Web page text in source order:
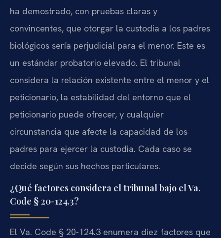
ha demostrado, con pruebas claras y
convincentes, que otorgar la custodia a los padres
biológicos sería perjudicial para el menor. Este es
un estándar probatorio elevado. El tribunal
considera la relación existente entre el menor y el
peticionario, la estabilidad del entorno que el
peticionario puede ofrecer, y cualquier
circunstancia que afecte la capacidad de los
padres para ejercer la custodia. Cada caso se
decide según sus hechos particulares.
¿Qué factores considera el tribunal bajo el Va.
Code § 20-124.3?
El Va. Code § 20-124.3 enumera diez factores que